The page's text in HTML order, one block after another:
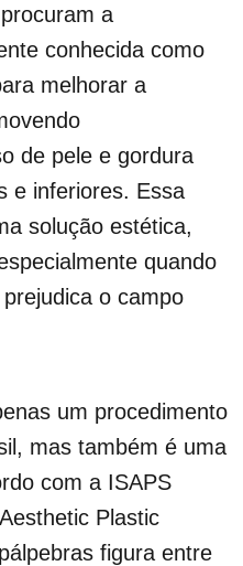
a
conhecida como
melhorar a
de pele e gordura
e inferiores. Essa
solução estética,
quando
prejudica o campo
um procedimento
mas também é uma
com a ISAPS
Plastic
figura entre